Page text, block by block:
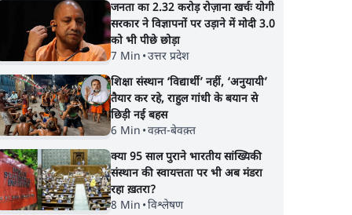
जनता का 2.32 करोड़ रोज़ाना खर्चः योगी
सरकार ने विज्ञापनों पर उड़ाने में मोदी 3.0
को भी पीछे छोड़ा
7 Min •उत्तर प्रदेश
शिक्षा संस्थान ‘विद्यार्थी’ नहीं, ‘अनुयायी’
तैयार कर रहे, राहुल गांधी के बयान से
छिड़ी नई बहस
6 Min •वक़्त-बेवक़्त
क्या 95 साल पुराने भारतीय सांख्यिकी
संस्थान की स्वायत्तता पर भी अब मंडरा
रहा ख़तरा?
8 Min •विश्लेषण